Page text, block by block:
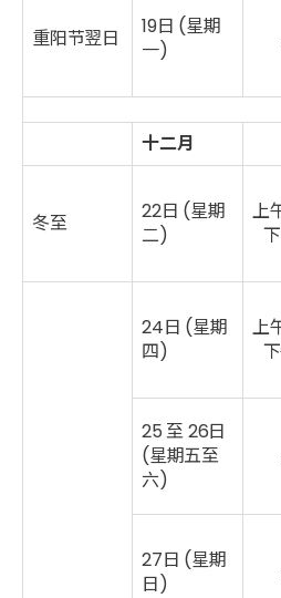
重阳节翌日
19日 (星期
一)
十二月
冬至
22日 (星期
二)
上
24日 (星期
四)
上
25 至 26日
(星期五至
六)
27日 (星期
日)